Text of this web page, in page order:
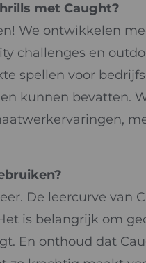
met Caught?
We ontwikkelen
challenges en
spellen voor
kunnen bevatten.
De leercurve van
is belangrijk om
En onthoud dat